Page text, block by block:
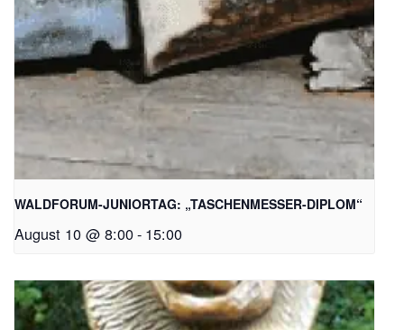
WALDFORUM-JUNIORTAG: „TASCHENMESSER-DIPLOM“
August 10 @ 8:00- 15:00